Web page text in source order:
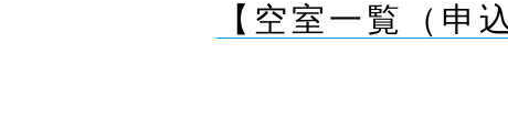
【空室一覧（